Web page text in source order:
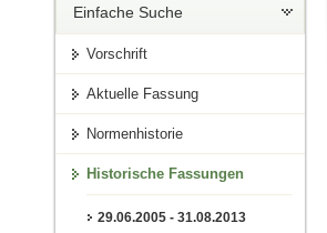
Einfache Suche
Vorschrift
Aktuelle Fassung
Normenhistorie
Historische Fassungen
29.06.2005 - 31.08.2013